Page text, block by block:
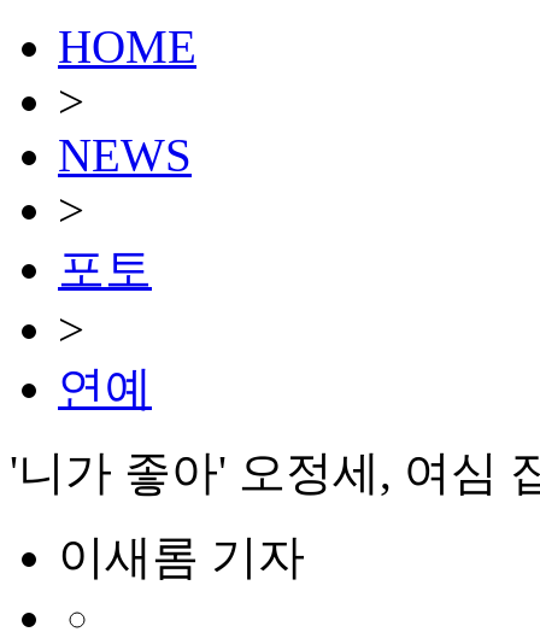
HOME
>
NEWS
>
포토
>
연예
'니가 좋아' 오정세, 여심
이새롬 기자